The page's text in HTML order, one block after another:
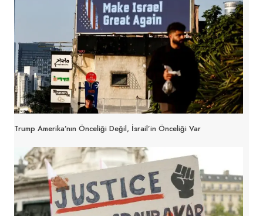
Trump Amerika’nın Önceliği Değil, İsrail’in Önceliği Var